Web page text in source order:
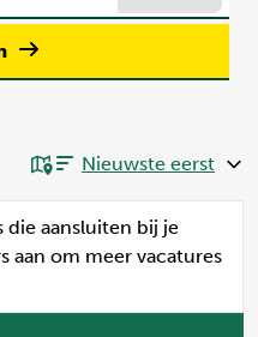
die aansluiten bij je
aan om meer vacatures